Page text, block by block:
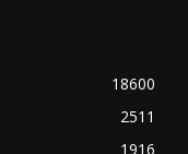
18600
2511
1916